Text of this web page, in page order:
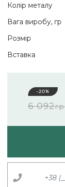
Колір металу
Вага виробу, гр
Розмір
Вставка
-20%
6 092